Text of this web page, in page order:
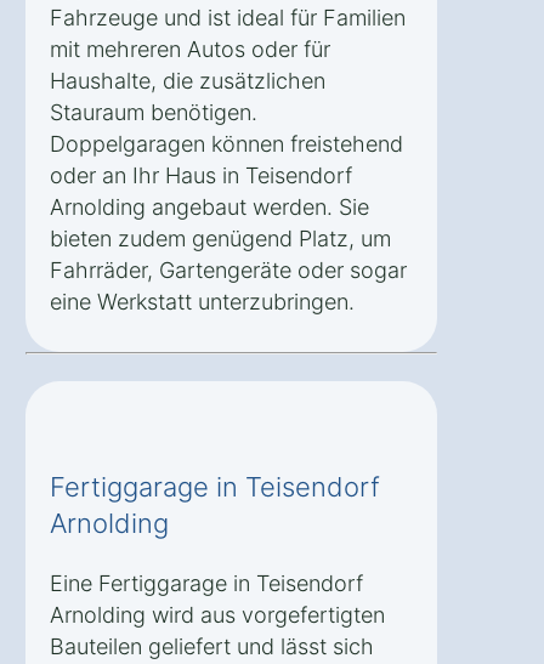
Fahrzeuge und ist ideal für Familien
mit mehreren Autos oder für
Haushalte, die zusätzlichen
Stauraum benötigen.
Doppelgaragen können freistehend
oder an Ihr Haus in Teisendorf
Arnolding angebaut werden. Sie
bieten zudem genügend Platz, um
Fahrräder, Gartengeräte oder sogar
eine Werkstatt unterzubringen.
Fertiggarage in Teisendorf
Arnolding
Eine Fertiggarage in Teisendorf
Arnolding wird aus vorgefertigten
Bauteilen geliefert und lässt sich